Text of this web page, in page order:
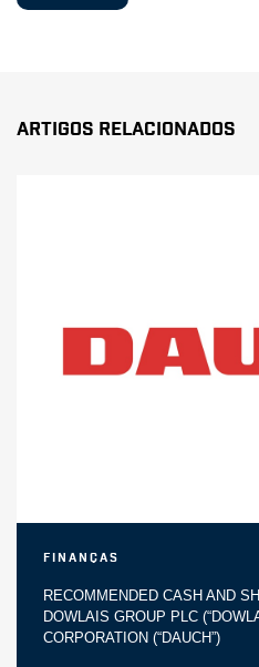
Artigos Relacionados
Finanças
RECOMMENDED CASH AND
DOWLAIS GROUP PLC
CORPORATION (“DAUCH”)